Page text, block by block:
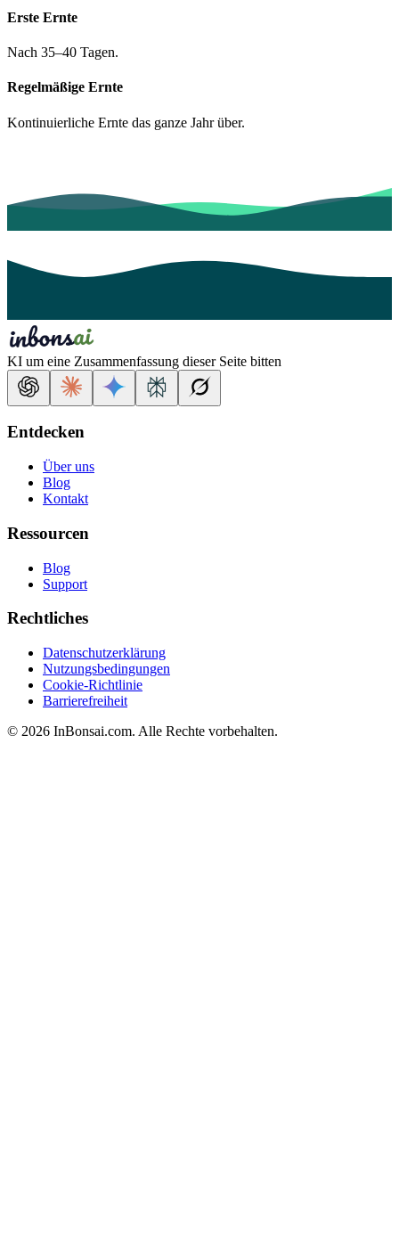
Erste Ernte
Nach 35–40 Tagen.
Regelmäßige Ernte
Kontinuierliche Ernte das ganze Jahr über.
KI um eine Zusammenfassung dieser Seite bitten
Entdecken
Über uns
Blog
Kontakt
Ressourcen
Blog
Support
Rechtliches
Datenschutzerklärung
Nutzungsbedingungen
Cookie-Richtlinie
Barrierefreiheit
© 2026 InBonsai.com. Alle Rechte vorbehalten.